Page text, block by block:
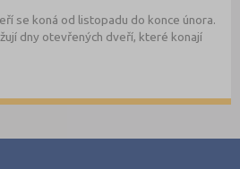
se koná od listopadu do konce února.
dny otevřených dveří, které konají